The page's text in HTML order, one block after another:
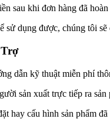
sau khi đơn hàng đã
sử dụng được, chúng tôi
dẫn kỹ thuật miễn phí
sản xuất trực tiếp ra
hay cấu hình sản phẩm